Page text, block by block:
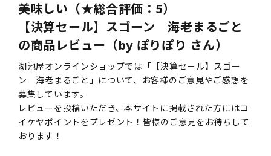
美味しい（★総合評価：5）
【決算セール】スゴーン 海老まるごと
の商品レビュー（by ぽりぽり さん）
湖池屋オンラインショップでは「【決算セール】スゴー
ン 海老まるごと」について、お客様のご意見やご感想を
募集しています。
レビューを投稿いただき、本サイトに掲載された方にはコ
イケヤポイントをプレゼント！皆様のご意見をお待ちして
おります！